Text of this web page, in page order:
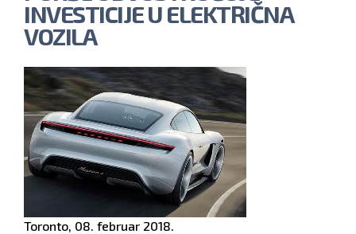
INVESTICIJE U ELEKTRIČNA
VOZILA
Toronto, 08. februar 2018.